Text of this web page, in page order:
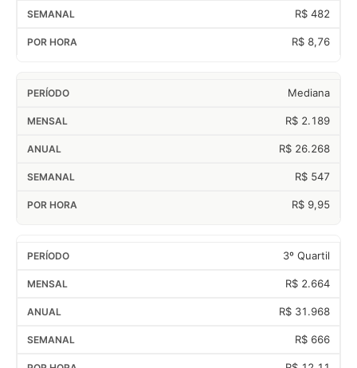
R$ 482
R$ 8,76
Mediana
R$ 2.189
R$ 26.268
R$ 547
R$ 9,95
3º Quartil
R$ 2.664
R$ 31.968
R$ 666